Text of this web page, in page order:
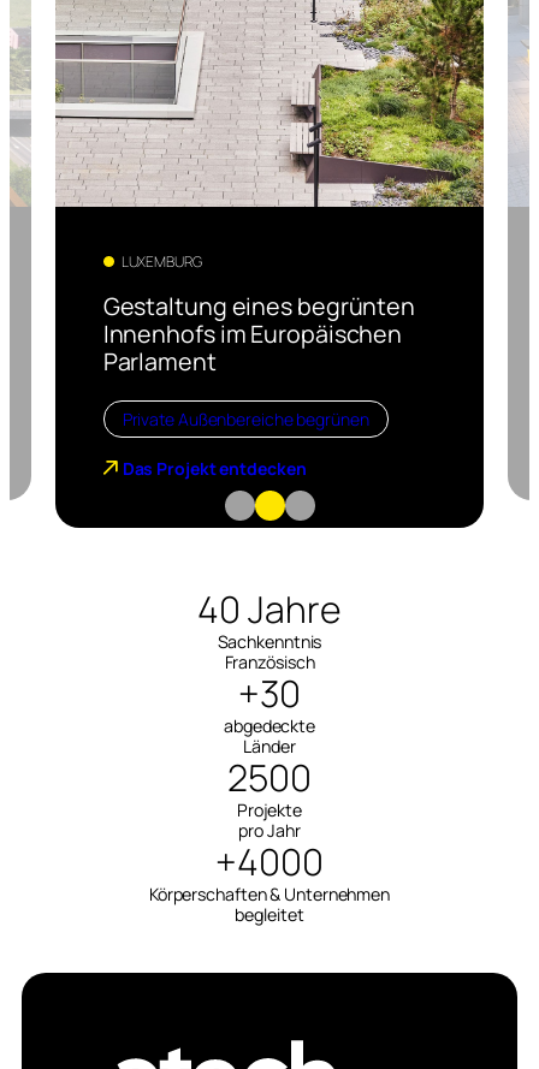
LUXEMBURG
Gestaltung eines begrünten
Innenhofs im Europäischen
Parlament
Private Außenbereiche begrünen
Das Projekt entdecken
40 Jahre
Sachkenntnis
Französisch
+30
abgedeckte
Länder
2500
Projekte
pro Jahr
+4000
Körperschaften & Unternehmen
begleitet